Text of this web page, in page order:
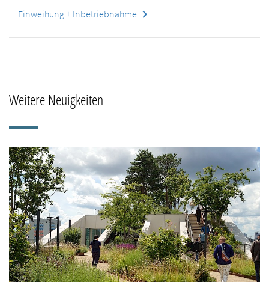
Einweihung + Inbetriebnahme keyboard_arrow_right
Weitere Neuigkeiten